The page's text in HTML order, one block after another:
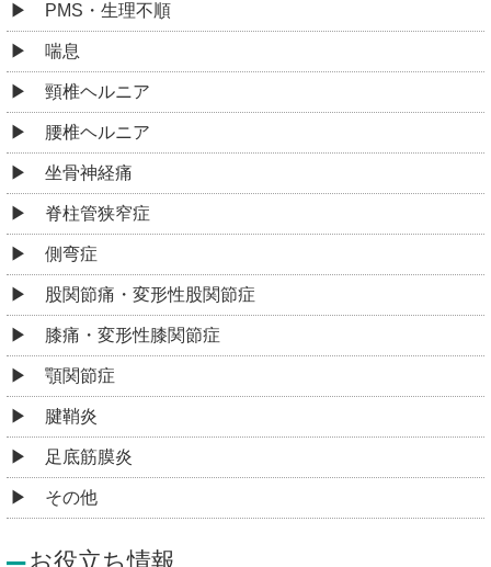
PMS・生理不順
喘息
頸椎ヘルニア
腰椎ヘルニア
坐骨神経痛
脊柱管狭窄症
側弯症
股関節痛・変形性股関節症
膝痛・変形性膝関節症
顎関節症
腱鞘炎
足底筋膜炎
その他
お役立ち情報